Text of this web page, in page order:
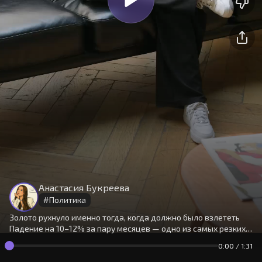
Анастасия Букреева
#Политика
Золото рухнуло именно тогда, когда должно было взлететь
Падение на 10–12% за пару месяцев — одно из самых резких с
1980 года. Настя объяснила, почему правило «риски растут —
металлы дорожают» дало сбой.
0:00 / 1:31
Продолжая использовать сайт,
вы принимаетеусловия
Окей